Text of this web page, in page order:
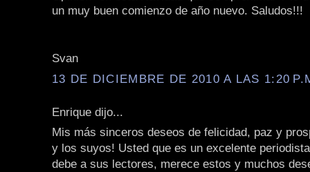
un muy buen comienzo de año nuevo. Saludos!!!
Svan
13 DE DICIEMBRE DE 2010 A LAS 1:20
Enrique dijo...
Mis más sinceros deseos de felicidad, paz y
y los suyos! Usted que es un excelente
debe a sus lectores, merece estos y muchos